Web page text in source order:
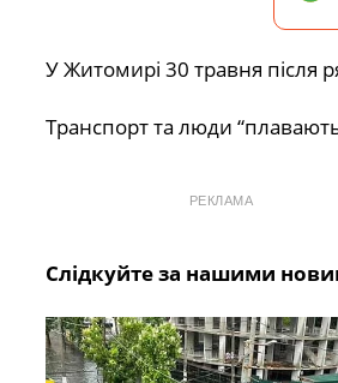
У Житомирі 30 травня після
Транспорт та люди
РЕКЛАМА
Слідкуйте за нашими